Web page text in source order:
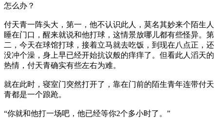
怎么办？
付天青一阵头大，第一，他不认识此人，莫名其妙来个陌生人
睡在门口，醒来就说和他打球，这情景放哪儿都有些怪异。第
二，今天在球馆打球，接着立马就去吃饭，到现在八点正，还
没冲个澡，身上早已经开始抗议般的痒痒了。但看此人滔天的
热情，付天青确实有些左右为难。
就在此时，寝室门突然打开了，靠在门前的陌生青年连带付天
青都是一个踉跄。
“你就和他打一场吧，他已经等你2个多小时了。”